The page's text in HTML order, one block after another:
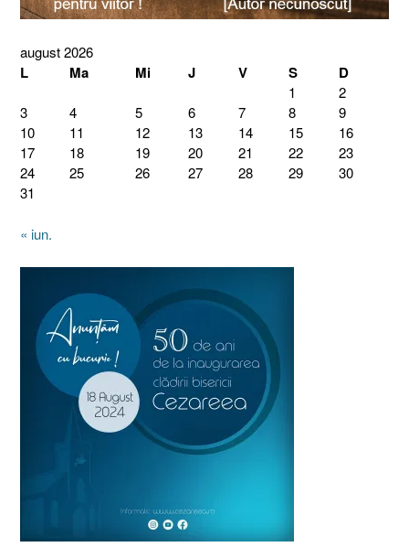
august 2026
L Ma Mi J V S D
1
2
3
4 5 6 7 8
9
10
11 12 13 14 15
16
17
18 19 20 21 22
23
24
25 26 27 28 29
30
31
« iun.